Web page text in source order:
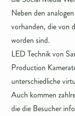
Neben den
vorhanden, die von
worden sind.
LED Technik von
Production
unterschiedliche
Auch kommen
die die Besucher